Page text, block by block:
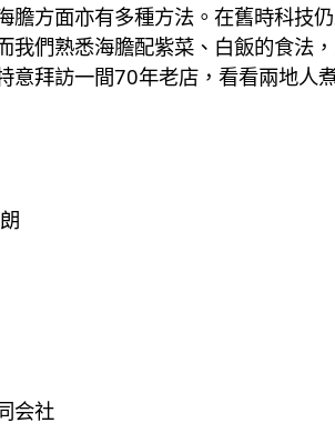
膽方面亦有多種方法。在舊時科技
我們熟悉海膽配紫菜、白飯的食法
意拜訪一間70年老店，看看兩地人
会社